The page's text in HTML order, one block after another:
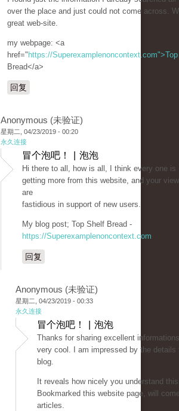
over the place and just could not come across.
great web-site.
my webpage: <a
href=" https://Superexamplenoncontext.com">Top
Bread</a>
回复
Anonymous (未验证)
星期二, 04/23/2019 - 00:20
永久连接
冒个泡吧！ | 泡泡
Hi there to all, how is all, I think every one is
getting more from this website, and your
are
fastidious in support of new users.
My blog post; Top Shelf Bread -
https://Superexamplenoncontext.com
回复
Anonymous (未验证)
星期二, 04/23/2019 - 00:33
永久连接
冒个泡吧！ | 泡泡
Thanks for sharing excellent
very cool. I am impressed by the details
blog.
It reveals how nicely you understand
Bookmarked this website page, will
articles.